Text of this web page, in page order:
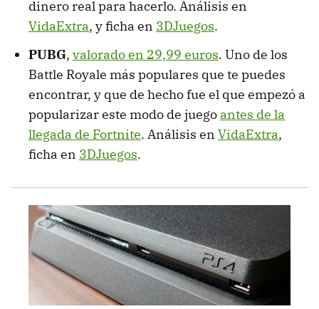
dinero real para hacerlo. Análisis en
VidaExtra, y ficha en 3DJuegos.
PUBG, valorado en 29,99 euros. Uno de los
Battle Royale más populares que te puedes
encontrar, y que de hecho fue el que empezó a
popularizar este modo de juego antes de la
llegada de Fortnite. Análisis en VidaExtra,
ficha en 3DJuegos.